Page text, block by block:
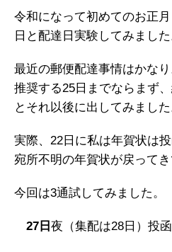
令和になって初めてのお正
日と配達日実験してみました
最近の郵便配達事情はかな
推奨する25日までならまず
とそれ以後に出してみました
実際、22日に私は年賀状は
宛所不明の年賀状が戻ってき
今回は3通試してみました。
27日 夜（集配は28日）